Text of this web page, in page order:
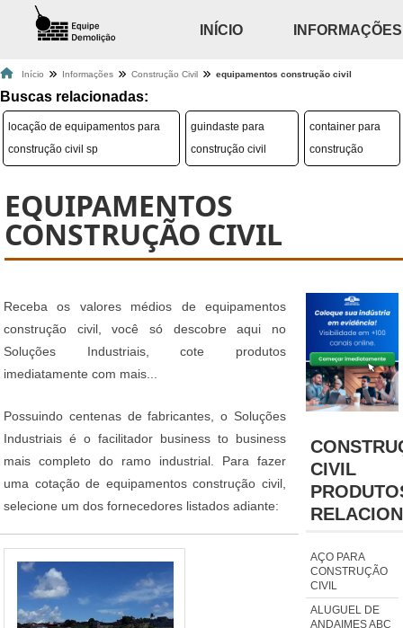
INÍCIO INFORMAÇÕES
Início Informações Construção Civil equipamentos construção civil
Buscas relacionadas:
locação de equipamentos para
construção civil sp
guindaste para
construção civil
container para
construção
EQUIPAMENTOS
CONSTRUÇÃO CIVIL
Receba os valores médios de equipamentos
construção civil, você só descobre aqui no
Soluções Industriais, cote produtos
imediatamente com mais...
Possuindo centenas de fabricantes, o Soluções
Industriais é o facilitador business to business
mais completo do ramo industrial. Para fazer
uma cotação de equipamentos construção civil,
selecione um dos fornecedores listados adiante:
CIVIL
AÇO PARA
CONSTRUÇÃO
CIVIL
ALUGUEL DE
ANDAIMES ABC